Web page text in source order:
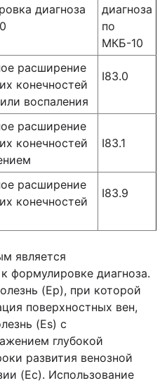
диагноза
диагноза
по
МКБ-10
расширение
конечностей
воспаления
I83.0
расширение
конечностей
I83.1
расширение
конечностей
I83.9
является
формулировке диагноза.
(Ep), при которой
поверхностных вен,
(Es) с
глубокой
развития венозной
(Ec). Использование